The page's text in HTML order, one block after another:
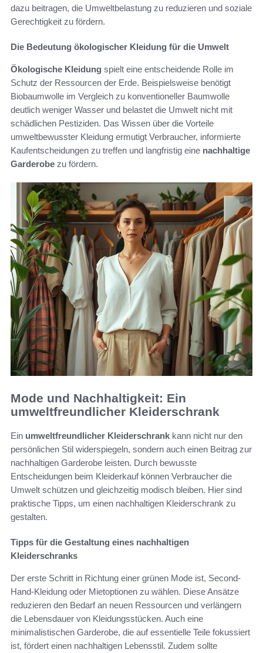
dazu beitragen, die Umweltbelastung zu reduzieren und soziale
Gerechtigkeit zu fördern.
Die Bedeutung ökologischer Kleidung für die Umwelt
Ökologische Kleidung spielt eine entscheidende Rolle im
Schutz der Ressourcen der Erde. Beispielsweise benötigt
Biobaumwolle im Vergleich zu konventioneller Baumwolle
deutlich weniger Wasser und belastet die Umwelt nicht mit
schädlichen Pestiziden. Das Wissen über die Vorteile
umweltbewusster Kleidung ermutigt Verbraucher, informierte
Kaufentscheidungen zu treffen und langfristig eine nachhaltige
Garderobe zu fördern.
Mode und Nachhaltigkeit: Ein
umweltfreundlicher Kleiderschrank
Ein umweltfreundlicher Kleiderschrank kann nicht nur den
persönlichen Stil widerspiegeln, sondern auch einen Beitrag zur
nachhaltigen Garderobe leisten. Durch bewusste
Entscheidungen beim Kleiderkauf können Verbraucher die
Umwelt schützen und gleichzeitig modisch bleiben. Hier sind
praktische Tipps, um einen nachhaltigen Kleiderschrank zu
gestalten.
Tipps für die Gestaltung eines nachhaltigen
Kleiderschranks
Der erste Schritt in Richtung einer grünen Mode ist, Second-
Hand-Kleidung oder Mietoptionen zu wählen. Diese Ansätze
reduzieren den Bedarf an neuen Ressourcen und verlängern
die Lebensdauer von Kleidungsstücken. Auch eine
minimalistischen Garderobe, die auf essentielle Teile fokussiert
ist, fördert einen nachhaltigen Lebensstil. Zudem sollte